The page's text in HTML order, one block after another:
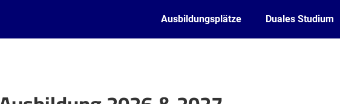
Ausbildungsplätze Duales Studium